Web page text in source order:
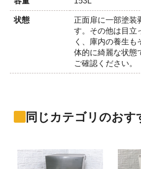
状態
正面扉に一部塗装
す。その他は目立
く、庫内の養生も
体的に綺麗な状態
ご確認ください。
同じカテゴリのおす